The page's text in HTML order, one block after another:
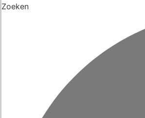
Zoeken